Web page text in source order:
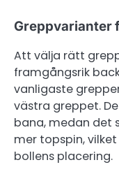
Greppvarianter
Att välja rätt
framgångsrik
vanligaste
västra greppet.
bana, medan det
mer topspin,
bollens placering.